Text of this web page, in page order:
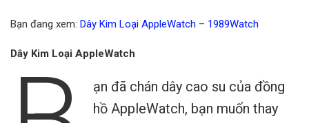
Bạn đang xem: Dây Kim Loại AppleWatch – 1989Watch
Dây Kim Loại AppleWatch
ạn đã chán dây cao su của đồng
hồ AppleWatch, bạn muốn thay